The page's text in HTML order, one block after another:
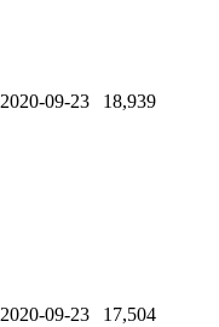
2020-09-23 18,939
2020-09-23 17,504